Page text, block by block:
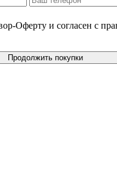
Оферту и согласен с
Продолжить покупки